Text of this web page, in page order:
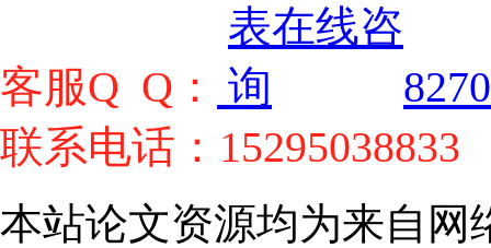
客服Q Q：
联系电话：15295038833
本站论文资源均为来自网